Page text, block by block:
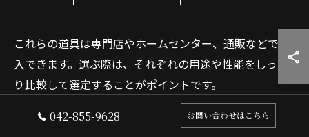
これらの道具は専門店やホームセンター、通販などで購
入できます。選ぶ際は、それぞれの用途や性能をしっか
り比較して選定することがポイントです。
042-855-9628 お問い合わせはこちら